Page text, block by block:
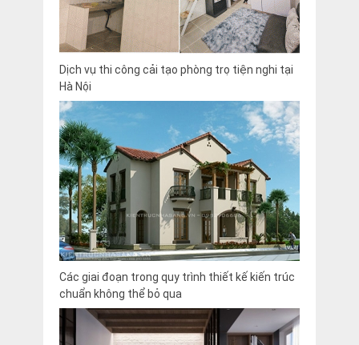
Dịch vụ thi công cải tạo phòng trọ tiện nghi tại
Hà Nội
Các giai đoạn trong quy trình thiết kế kiến trúc
chuẩn không thể bỏ qua